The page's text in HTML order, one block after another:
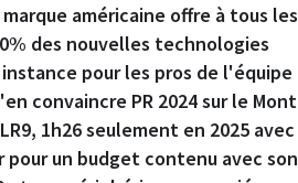
américaine offre à tous les
des nouvelles technologies
pour les pros de l'équipe
convaincre PR 2024 sur le Mont
1h26 seulement en 2025 avec
un budget contenu avec son